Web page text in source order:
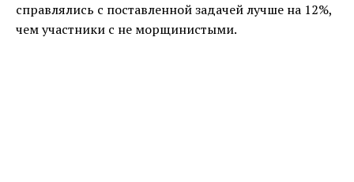
справлялись с поставленной задачей лучше на 12%,
чем участники с не морщинистыми.